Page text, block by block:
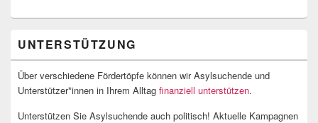
UNTERSTÜTZUNG
Über verschiedene Fördertöpfe können wir Asylsuchende und
Unterstützer*innen in Ihrem Alltag finanziell unterstützen.
Unterstützen Sie Asylsuchende auch politisch! Aktuelle Kampagnen